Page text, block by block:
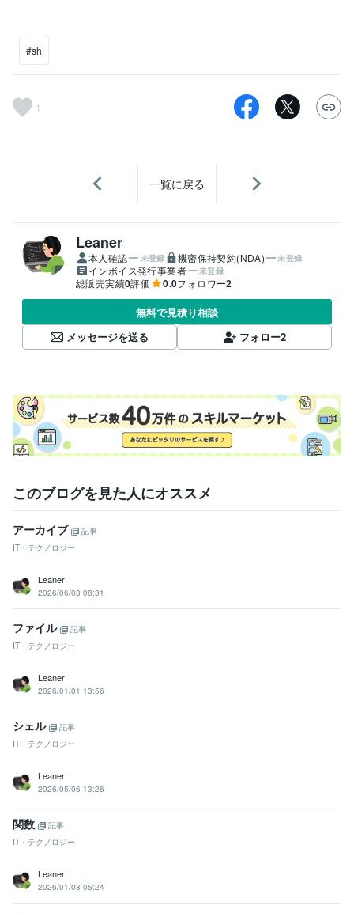
#sh
1
一覧に戻る
Leaner
本人確認 未登録 機密保持契約(NDA) 未登録
インボイス発行事業者 未登録
総販売実績0評価 0.0フォロワー2
無料で見積り相談
メッセージを送る
フォロー2
このブログを見た人にオススメ
アーカイブ
記事
IT・テクノロジー
Leaner
2026/06/03 08:31
ファイル
記事
IT・テクノロジー
Leaner
2026/01/01 13:56
シェル
記事
IT・テクノロジー
Leaner
2026/05/06 13:26
関数
記事
IT・テクノロジー
Leaner
2026/01/08 05:24